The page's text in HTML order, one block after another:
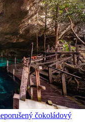
čokoládový